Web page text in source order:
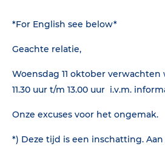
*For English see below*
Geachte relatie,
Woensdag 11 oktober
11.30 uur t/m 13.00 uur i.v.m.
Onze excuses voor het ongemak.
*) Deze tijd is een inschatting.